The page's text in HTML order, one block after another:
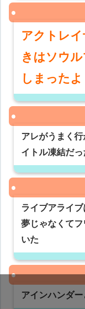
アクトレ
きはソウ
しまったよ
アレがうまく
イトル凍結だ
ライブアライ
夢じゃなくて
いた
アインハンダ